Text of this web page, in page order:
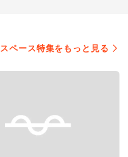
スペース特集をもっと見る